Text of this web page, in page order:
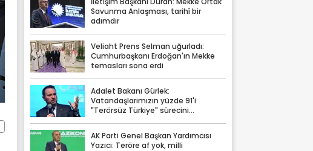
İletişim Başkanı Duran: Mekke Ortak
Savunma Anlaşması, tarihî bir
adımdır
Veliaht Prens Selman uğurladı:
Cumhurbaşkanı Erdoğan'ın Mekke
temasları sona erdi
Adalet Bakanı Gürlek:
Vatandaşlarımızın yüzde 91'i
"Terörsüz Türkiye" sürecini
AK Parti Genel Başkan Yardımcısı
Yazıcı: Teröre af yok, milli